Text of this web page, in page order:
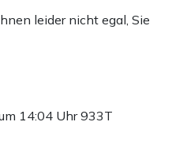
leider nicht egal, Sie
14:04 Uhr933T